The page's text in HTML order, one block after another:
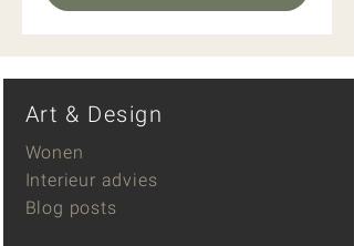
Art & Design
Wonen
Interieur advies
Blog posts